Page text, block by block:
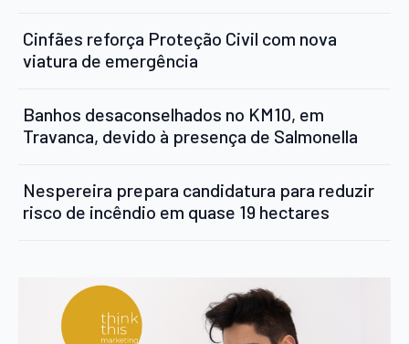
Cinfães reforça Proteção Civil com nova
viatura de emergência
Banhos desaconselhados no KM10, em
Travanca, devido à presença de Salmonella
Nespereira prepara candidatura para reduzir
risco de incêndio em quase 19 hectares